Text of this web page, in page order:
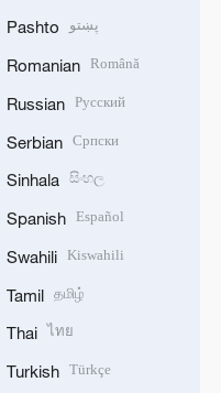
Pashto پښتو
Romanian Română
Russian Русский
Serbian Српски
Sinhala සිංහල
Spanish Español
Swahili Kiswahili
Tamil தமிழ்
Thai ไทย
Turkish Türkçe